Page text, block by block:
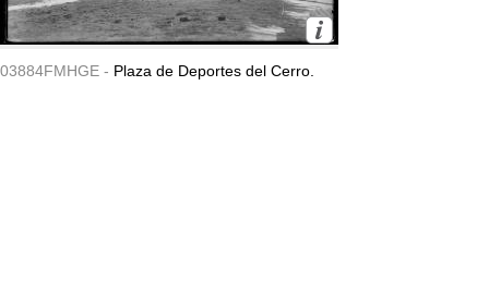
03884FMHGE - Plaza de Deportes del Cerro.